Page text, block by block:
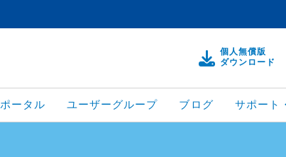
個人無償版
ダウンロード
ータル ユーザーグループ ブログ サポート